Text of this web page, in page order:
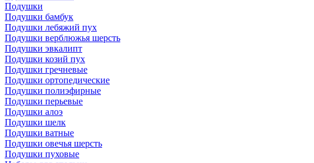
Подушки
Подушки бамбук
Подушки лебяжий пух
Подушки верблюжья шерсть
Подушки эвкалипт
Подушки козий пух
Подушки гречневые
Подушки ортопедические
Подушки полиэфирные
Подушки перьевые
Подушки алоэ
Подушки шелк
Подушки ватные
Подушки овечья шерсть
Подушки пуховые